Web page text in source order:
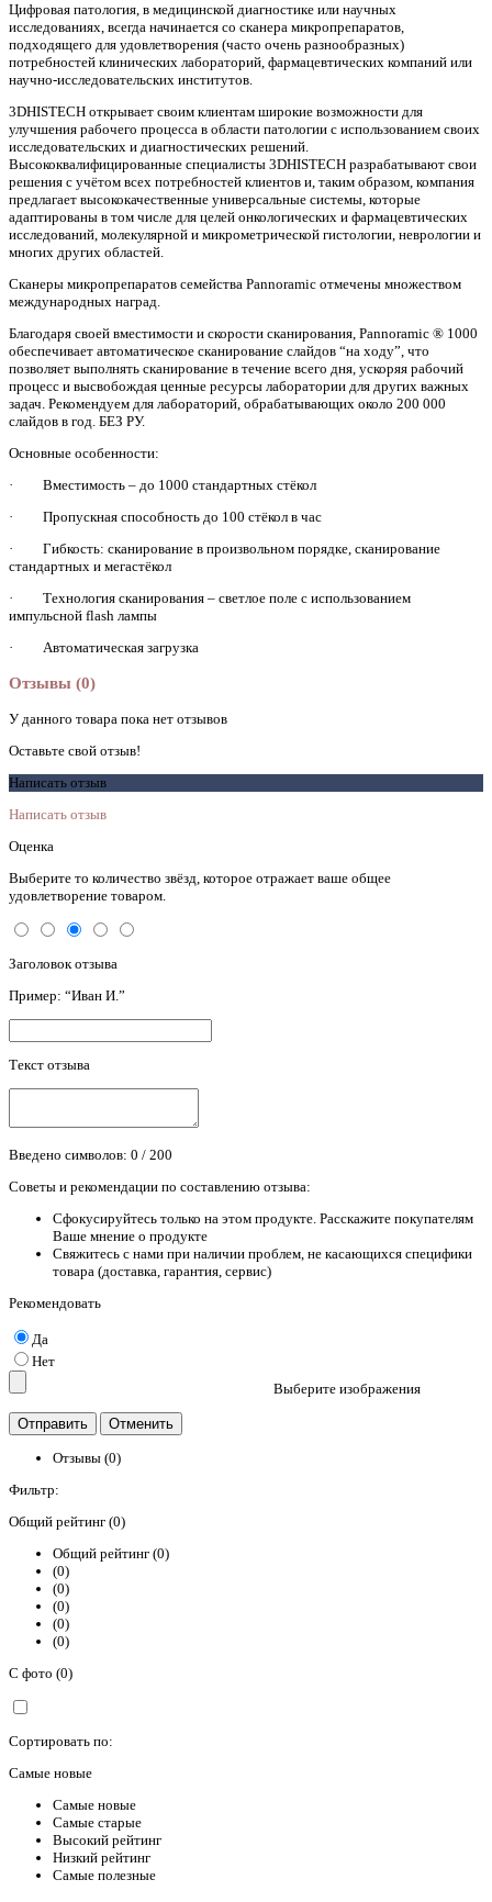
Цифровая патология, в медицинской диагностике или научных
исследованиях, всегда начинается со сканера микропрепаратов,
подходящего для удовлетворения (часто очень разнообразных)
потребностей клинических лабораторий, фармацевтических компаний или
научно-исследовательских институтов.
3DHISTECH открывает своим клиентам широкие возможности для
улучшения рабочего процесса в области патологии с использованием своих
исследовательских и диагностических решений.
Высококвалифицированные специалисты 3DHISTECH разрабатывают свои
решения с учётом всех потребностей клиентов и, таким образом, компания
предлагает высококачественные универсальные системы, которые
адаптированы в том числе для целей онкологических и фармацевтических
исследований, молекулярной и микрометрической гистологии, неврологии и
многих других областей.
Сканеры микропрепаратов семейства Pannoramic отмечены множеством
международных наград.
Благодаря своей вместимости и скорости сканирования, Pannoramic ® 1000
обеспечивает автоматическое сканирование слайдов “на ходу”, что
позволяет выполнять сканирование в течение всего дня, ускоряя рабочий
процесс и высвобождая ценные ресурсы лаборатории для других важных
задач. Рекомендуем для лабораторий, обрабатывающих около 200 000
слайдов в год. БЕЗ РУ.
Основные особенности:
· Вместимость – до 1000 стандартных стёкол
· Пропускная способность до 100 стёкол в час
· Гибкость: сканирование в произвольном порядке, сканирование
стандартных и мегастёкол
· Технология сканирования – светлое поле с использованием
импульсной flash лампы
· Автоматическая загрузка
Отзывы (0)
У данного товара пока нет отзывов
Оставьте свой отзыв!
Написать отзыв
Написать отзыв
Оценка
Выберите то количество звёзд, которое отражает ваше общее
удовлетворение товаром.
Заголовок отзыва
Пример: “Иван И.”
Текст отзыва
Введено символов: 0 / 200
Советы и рекомендации по составлению отзыва:
Сфокусируйтесь только на этом продукте. Расскажите покупателям
Ваше мнение о продукте
Свяжитесь с нами при наличии проблем, не касающихся специфики
товара (доставка, гарантия, сервис)
Рекомендовать
Да
Нет
Выберите изображения
Отзывы (0)
Фильтр:
Общий рейтинг (0)
Общий рейтинг (0)
(0)
(0)
(0)
(0)
(0)
С фото (0)
Сортировать по:
Самые новые
Самые новые
Самые старые
Высокий рейтинг
Низкий рейтинг
Самые полезные